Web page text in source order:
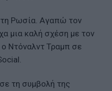
Ρωσία. Αγαπώ τον
μια καλή σχέση με τον
Ντόναλντ Τραμπ σε
τη συμβολή της